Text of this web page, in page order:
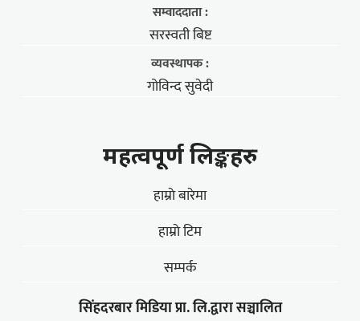
सम्वाददाता :
सरस्वती बिष्ट
व्यवस्थापक :
गोविन्द सुवेदी
महत्वपूर्ण लिङ्कहरु
हाम्राे बारेमा
हाम्राे टिम
सम्पर्क
सिंहदरबार मिडिया प्रा. लि.द्वारा सञ्चालित